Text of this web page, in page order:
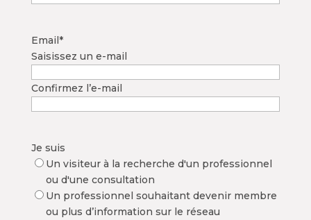
Email*
Saisissez un e-mail
Confirmez l’e-mail
Je suis
Un visiteur à la recherche d'un professionnel
ou d'une consultation
Un professionnel souhaitant devenir membre
ou plus d’information sur le réseau